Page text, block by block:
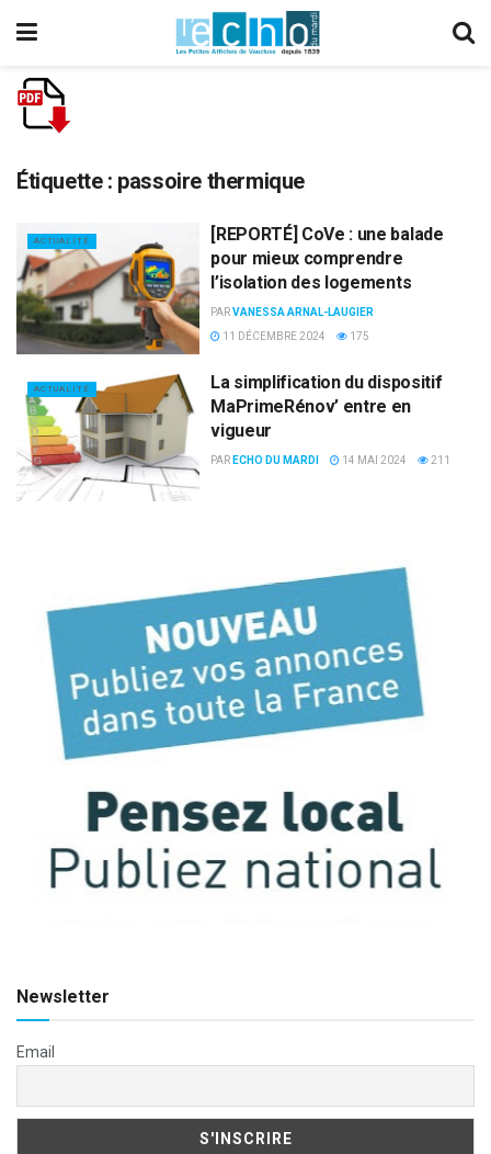
Étiquette : passoire thermique
ACTUALITÉ
[REPORTÉ] CoVe : une balade
pour mieux comprendre
l’isolation des logements
PARVANESSA ARNAL-LAUGIER
11 DÉCEMBRE 2024
175
ACTUALITÉ
La simplification du dispositif
MaPrimeRénov’ entre en
vigueur
PAR ECHO DU MARDI 14 MAI 2024 211
Newsletter
Email